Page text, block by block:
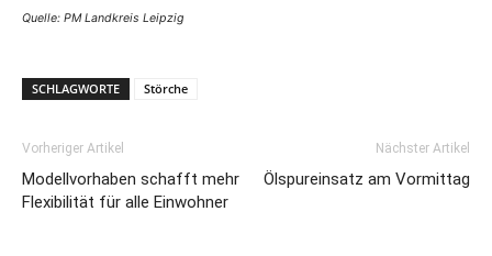
Quelle: PM Landkreis Leipzig
SCHLAGWORTE Störche
Vorheriger Artikel
Modellvorhaben schafft mehr
Flexibilität für alle Einwohner
Nächster Artikel
Ölspureinsatz am Vormittag